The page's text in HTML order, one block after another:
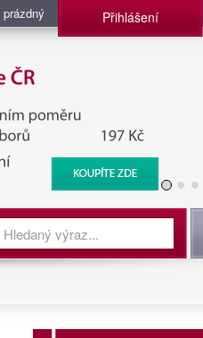
Přihlášení
BIS, Zpravodajské